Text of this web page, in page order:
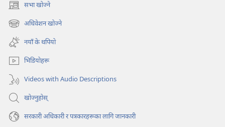
सभा खोज्ने
(ब्राउजरको
अर्को
ट्याबमा
नयाँ
पृष्ठ
खुल्नेछ)
अधिवेशन खोज्ने
(ब्राउजरको
अर्को
ट्याबमा
नयाँ
पृष्ठ
खुल्नेछ)
नयाँ के थपियो
भिडियोहरू
Videos with Audio Descriptions
खोज्नुहोस्‌
सरकारी अधिकारी र पत्रकारहरूका लागि जानकारी